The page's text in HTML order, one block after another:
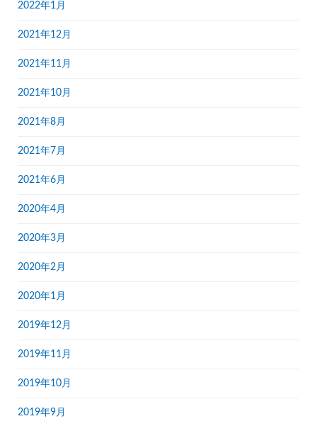
2022年1月
2021年12月
2021年11月
2021年10月
2021年8月
2021年7月
2021年6月
2020年4月
2020年3月
2020年2月
2020年1月
2019年12月
2019年11月
2019年10月
2019年9月